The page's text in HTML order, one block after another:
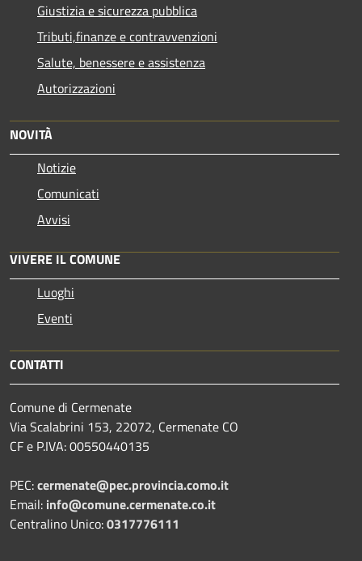
Giustizia e sicurezza pubblica
Tributi,finanze e contravvenzioni
Salute, benessere e assistenza
Autorizzazioni
NOVITÀ
Notizie
Comunicati
Avvisi
VIVERE IL COMUNE
Luoghi
Eventi
CONTATTI
Comune di Cermenate
Via Scalabrini 153, 22072, Cermenate CO
CF e P.IVA: 00550440135
PEC:cermenate@pec.provincia.como.it
Email: info@comune.cermenate.co.it
Centralino Unico:0317776111